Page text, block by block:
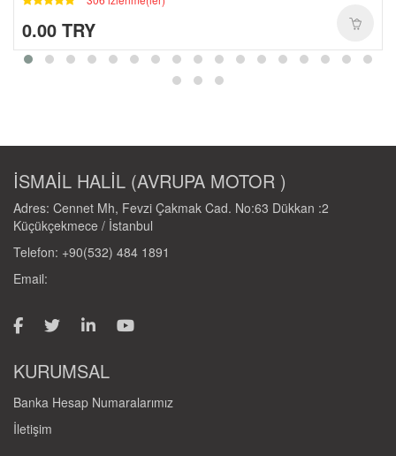
0.00 TRY
İSMAİL HALİL (AVRUPA MOTOR )
Adres: Cennet Mh, Fevzi Çakmak Cad. No:63 Dükkan :2
Küçükçekmece / İstanbul
Telefon: +90(532) 484 1891
Email:
KURUMSAL
Banka Hesap Numaralarımız
İletişim